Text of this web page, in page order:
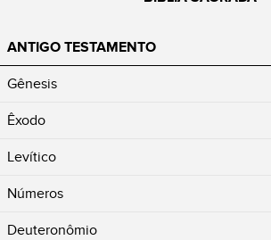
ANTIGO TESTAMENTO
Gênesis
Êxodo
Levítico
Números
Deuteronômio